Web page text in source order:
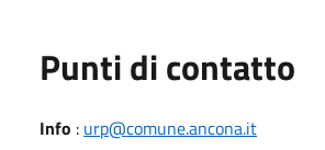
Punti di contatto
Info : urp@comune.ancona.it